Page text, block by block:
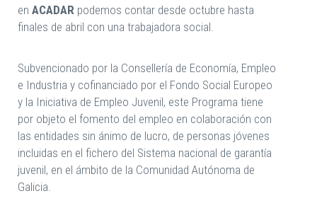
en ACADAR podemos contar desde octubre hasta
finales de abril con una trabajadora social.
Subvencionado por la Consellería de Economía, Empleo
e Industria y cofinanciado por el Fondo Social Europeo
y la Iniciativa de Empleo Juvenil, este Programa tiene
por objeto el fomento del empleo en colaboración con
las entidades sin ánimo de lucro, de personas jóvenes
incluidas en el fichero del Sistema nacional de garantía
juvenil, en el ámbito de la Comunidad Autónoma de
Galicia.